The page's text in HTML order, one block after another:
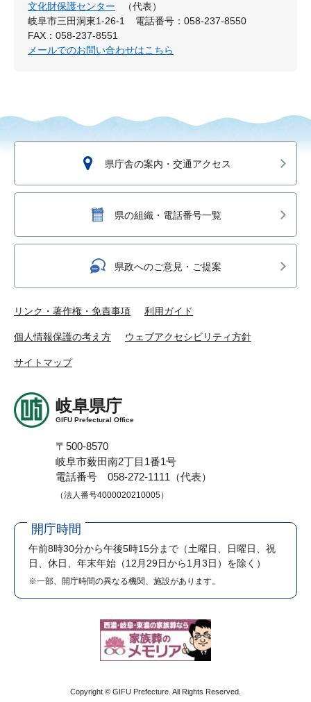
文化財保護センター
（代表）
岐阜市三田洞東1-26-1
電話番号：058-237-8550
FAX：058-237-8551
メールでのお問い合わせはこちら
県庁舎の案内・交通アクセス
県の組織・電話番号一覧
県政へのご意見・ご提案
リンク・著作権・免責事項 利用ガイド
個人情報保護の考え方 ウェブアクセシビリティ方針
サイトマップ
岐阜県庁
GIFU Prefectural Office
〒500-8570
岐阜市薮田南2丁目1番1号
電話番号 058-272-1111（代表）
（法人番号4000020210005）
開庁時間
午前8時30分から午後5時15分まで （土曜日、日曜日、祝
日、休日、年末年始（12月29日から1月3日）を除く）
※一部、開庁時間の異なる機関、施設があります。
Copyright © GIFU Prefecture. All Rights Reserved.